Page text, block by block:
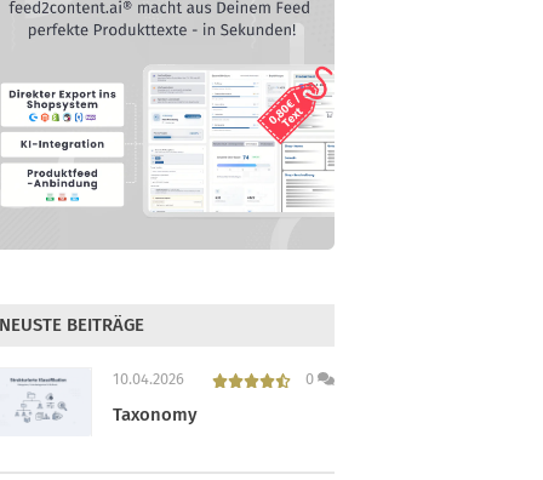
NEUSTE BEITRÄGE
10.04.2026 0
Taxonomy